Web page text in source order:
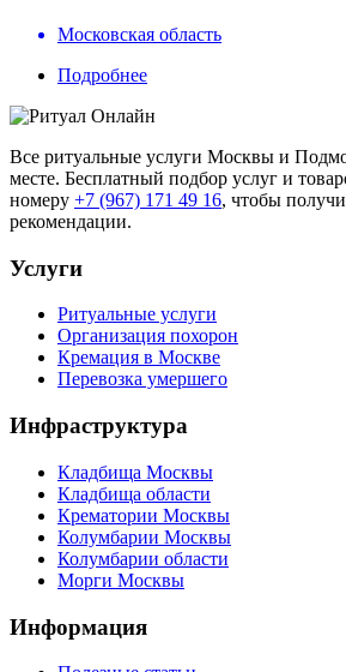
Московская область
Подробнее
Все ритуальные услуги Москвы и
месте. Бесплатный подбор услуг и
номеру +7 (967) 171 49 16, чтобы
рекомендации.
Услуги
Ритуальные услуги
Организация похорон
Кремация в Москве
Перевозка умершего
Инфраструктура
Кладбища Москвы
Кладбища области
Крематории Москвы
Колумбарии Москвы
Колумбарии области
Морги Москвы
Информация